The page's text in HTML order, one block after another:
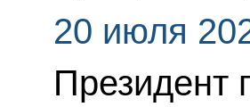
20 июля
Президент